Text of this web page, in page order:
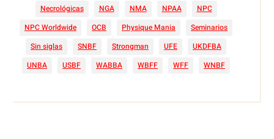
Necrológicas
NGA NMA NPAA
NPC
NPC Worldwide
OCB Physique Mania
Seminarios
Sin siglas
SNBF Strongman UFE
UKDFBA
UNBA
USBF WABBA WBFF WFF WNBF